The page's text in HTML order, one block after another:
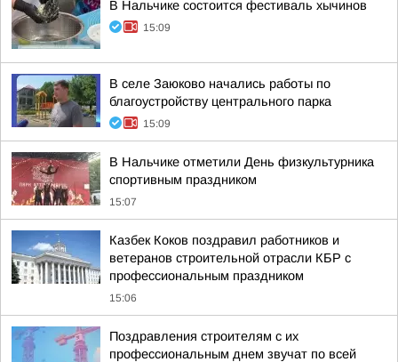
В Нальчике состоится фестиваль хычинов
15:09
В селе Заюково начались работы по
благоустройству центрального парка
15:09
В Нальчике отметили День физкультурника
спортивным праздником
15:07
Казбек Коков поздравил работников и
ветеранов строительной отрасли КБР с
профессиональным праздником
15:06
Поздравления строителям с их
профессиональным днем звучат по всей